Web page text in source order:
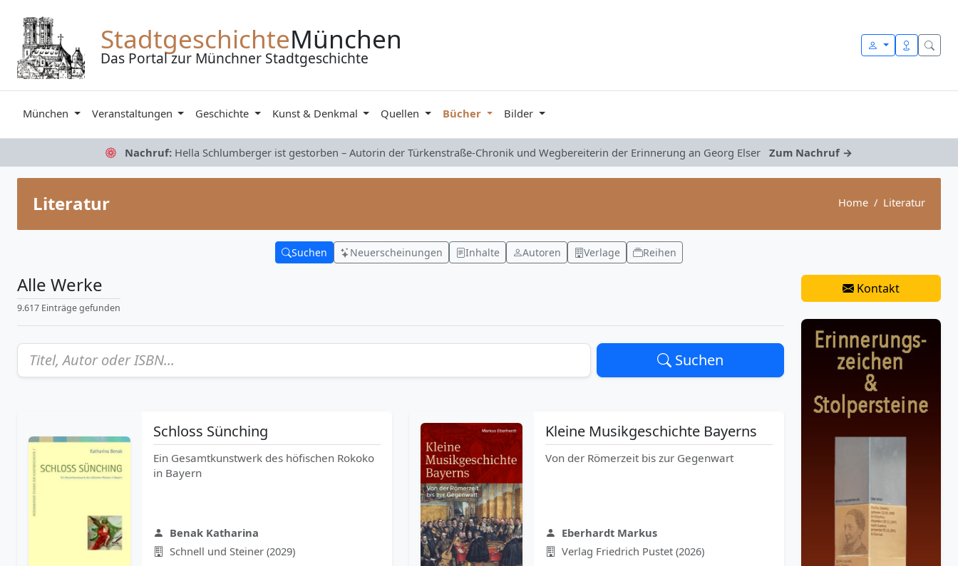
StadtgeschichteMünchen
Das Portal zur Münchner Stadtgeschichte
München Veranstaltungen Geschichte Kunst & Denkmal Quellen Bücher Bilder
Nachruf: Hella Schlumberger ist gestorben – Autorin der Türkenstraße-Chronik und Wegbereiterin der Erinnerung an Georg Elser Zum Nachruf →
Literatur Home Literatur
Suchen Neuerscheinungen Inhalte Autoren Verlage Reihen
Alle Werke
9.617 Einträge gefunden
Suchen
Schloss Sünching
Ein Gesamtkunstwerk des höfischen Rokoko
in Bayern
Benak Katharina
Schnell und Steiner (2029)
Kleine Musikgeschichte Bayerns
Von der Römerzeit bis zur Gegenwart
Eberhardt Markus
Verlag Friedrich Pustet (2026)
Kontakt